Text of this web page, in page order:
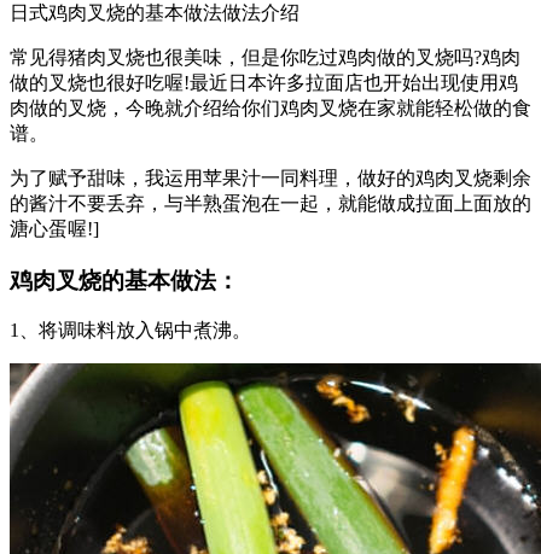
日式鸡肉叉烧的基本做法做法介绍
常见得猪肉叉烧也很美味，但是你吃过鸡肉做的叉烧吗?鸡肉
做的叉烧也很好吃喔!最近日本许多拉面店也开始出现使用鸡
肉做的叉烧，今晚就介绍给你们鸡肉叉烧在家就能轻松做的食
谱。
为了赋予甜味，我运用苹果汁一同料理，做好的鸡肉叉烧剩余
的酱汁不要丢弃，与半熟蛋泡在一起，就能做成拉面上面放的
溏心蛋喔!]
鸡肉叉烧的基本做法：
1、将调味料放入锅中煮沸。